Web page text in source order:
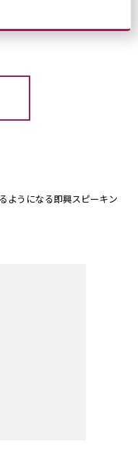
ようになる即興スピーキン